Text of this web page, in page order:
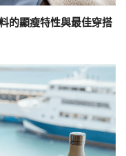
的顯瘦特性與最佳穿搭